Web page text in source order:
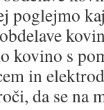
poglejmo
kovino s
in
da se na